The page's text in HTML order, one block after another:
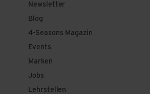
Newsletter
Blog
4-Seasons Magazin
Events
Marken
Jobs
Lehrstellen